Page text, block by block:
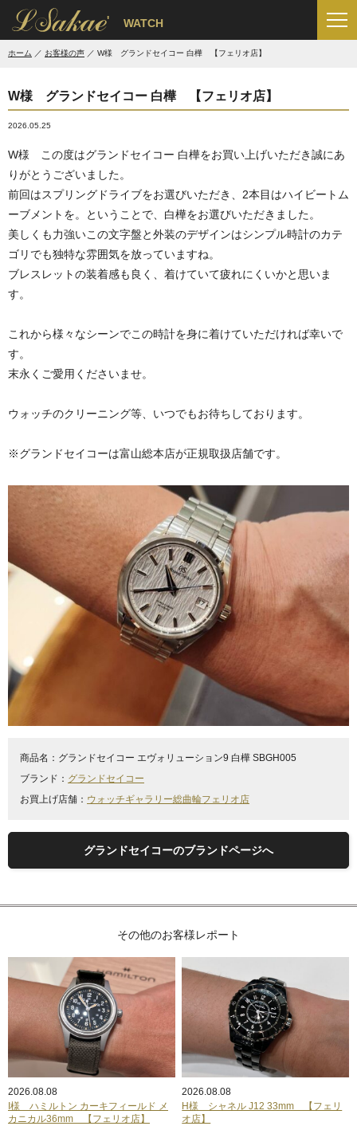
' WATCH
ホーム お客様の声 W様 グランドセイコー 白樺 【フェリオ店】
W様 グランドセイコー 白樺 【フェリオ店】
2026.05.25
W様 この度はグランドセイコー 白樺をお買い上げいただき誠にあ
りがとうございました。
前回はスプリングドライブをお選びいただき、2本目はハイビートム
ーブメントを。ということで、白樺をお選びいただきました。
美しくも力強いこの文字盤と外装のデザインはシンプル時計のカテ
ゴリでも独特な雰囲気を放っていますね。
ブレスレットの装着感も良く、着けていて疲れにくいかと思いま
す。
これから様々なシーンでこの時計を身に着けていただければ幸いで
す。
末永くご愛用くださいませ。
ウォッチのクリーニング等、いつでもお待ちしております。
※グランドセイコーは富山総本店が正規取扱店舗です。
商品名： グランドセイコー エヴォリューション9 白樺 SBGH005
ブランド： グランドセイコー
お買上げ店舗： ウォッチギャラリー総曲輪フェリオ店
グランドセイコーのブランドページへ
その他のお客様レポート
2026.08.08
I様 ハミルトン カーキフィールド メ
カニカル36mm 【フェリオ店】
2026.08.08
H様 シャネル J12 33mm 【フェリ
オ店】